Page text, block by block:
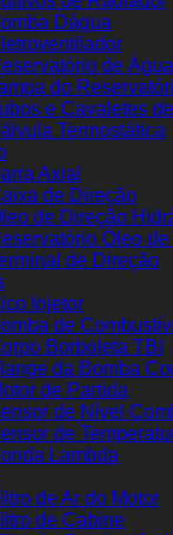
Dágua
de Água
do
e Cavaletes
Termostática
Axial
de Direção
de Direção
Óleo
de Direção
Injetor
de
Borboleta TBI
da Bomba
de Partida
de Nível
de
Lambda
de Ar do Motor
de Cabine